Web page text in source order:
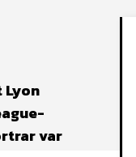
Lyon
var